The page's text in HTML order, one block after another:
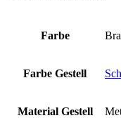
Farbe
Farbe Gestell
Material Gestell